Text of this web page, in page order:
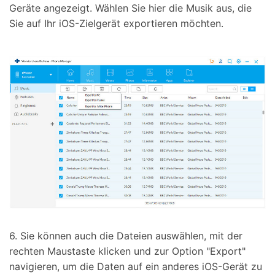
Geräte angezeigt. Wählen Sie hier die Musik aus, die
Sie auf Ihr iOS-Zielgerät exportieren möchten.
6. Sie können auch die Dateien auswählen, mit der
rechten Maustaste klicken und zur Option "Export"
navigieren, um die Daten auf ein anderes iOS-Gerät zu